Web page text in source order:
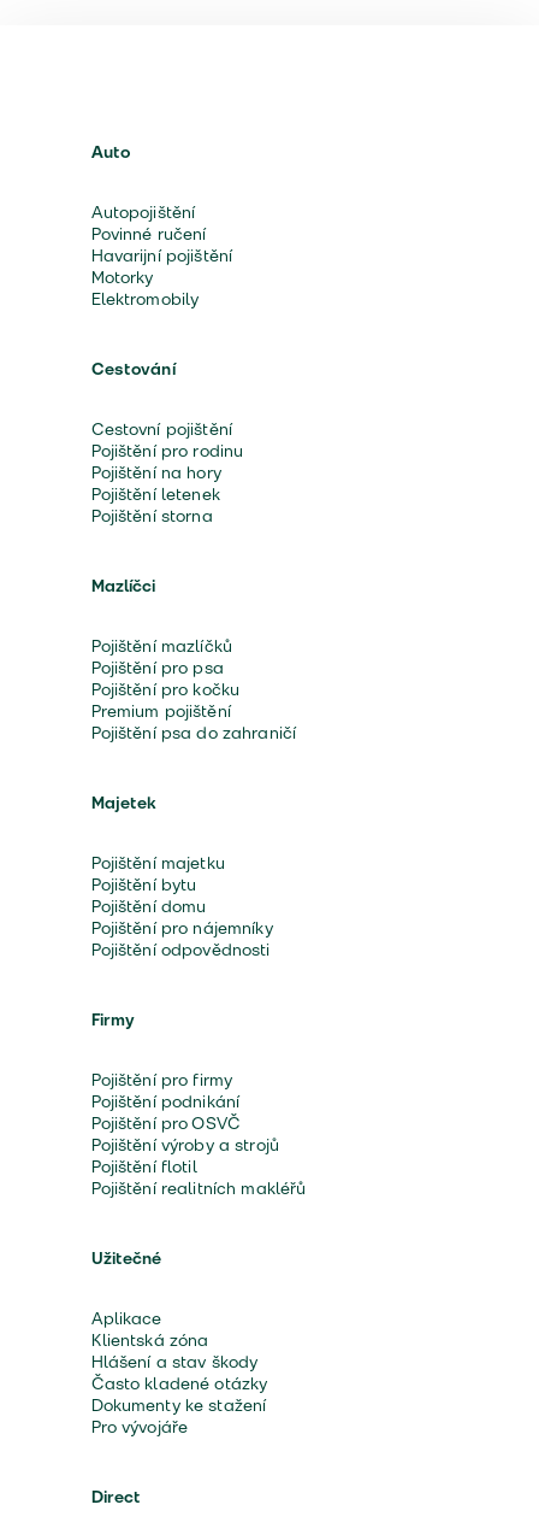
Auto
Autopojištění
Povinné ručení
Havarijní pojištění
Motorky
Elektromobily
Cestování
Cestovní pojištění
Pojištění pro rodinu
Pojištění na hory
Pojištění letenek
Pojištění storna
Mazlíčci
Pojištění mazlíčků
Pojištění pro psa
Pojištění pro kočku
Premium pojištění
Pojištění psa do zahraničí
Majetek
Pojištění majetku
Pojištění bytu
Pojištění domu
Pojištění pro nájemníky
Pojištění odpovědnosti
Firmy
Pojištění pro firmy
Pojištění podnikání
Pojištění pro OSVČ
Pojištění výroby a strojů
Pojištění flotil
Pojištění realitních makléřů
Užitečné
Aplikace
Klientská zóna
Hlášení a stav škody
Často kladené otázky
Dokumenty ke stažení
Pro vývojáře
Direct